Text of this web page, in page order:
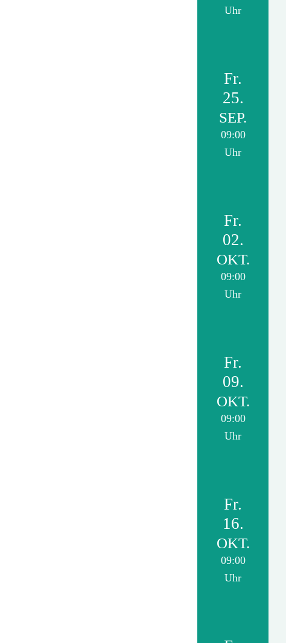
Uhr
Fr.
25.
SEP.
09:00
Uhr
Fr.
02.
OKT.
09:00
Uhr
Fr.
09.
OKT.
09:00
Uhr
Fr.
16.
OKT.
09:00
Uhr